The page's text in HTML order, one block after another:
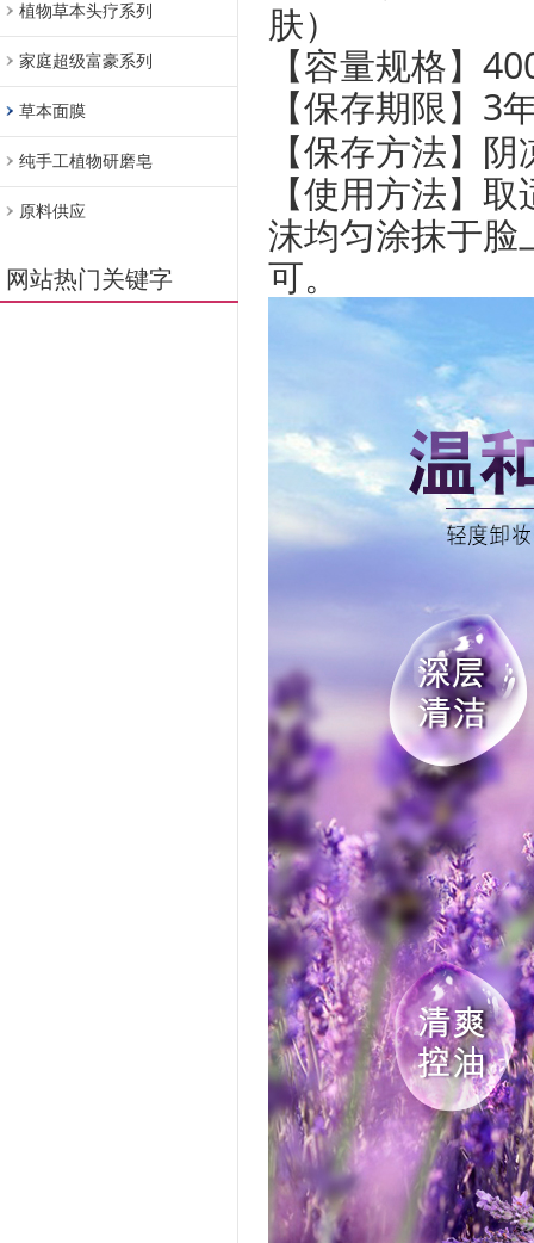
植物草本头疗系列
家庭超级富豪系列
草本面膜
纯手工植物研磨皂
原料供应
网站热门关键字
肤）
【容量规格】
【保存期限】 3
【保存方法】
【使用方法】
沫均匀涂抹于脸
可。